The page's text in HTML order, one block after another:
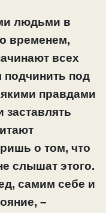
людьми в
временем,
всех
под
правдами
о том, что
слышат этого.
самим себе и
–